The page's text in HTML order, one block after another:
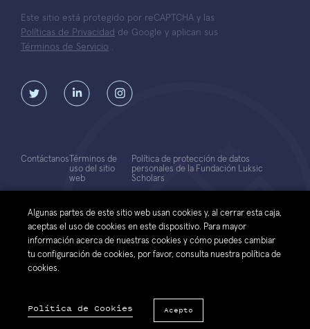
Este sitio está protegido por reCAPTCHA y las
Políticas de Privacidad de Google y aplican sus
Términos de Servicio .
© 2026 Fundación Luksic Scholars. Todos los Derechos Reservados
Contáctanos Términos de
uso del sitio
web
Política de protección de datos
personales de la Fundación Luksic
Scholars
Algunas partes de este sitio web usan cookies y, al cerrar esta caja,
aceptas el uso de cookies en este dispositivo. Para mayor
información acerca de nuestras cookies y cómo puedes cambiar
tu configuración de cookies, por favor, consulta nuestra política de
cookies.
Política de Cookies Acepto